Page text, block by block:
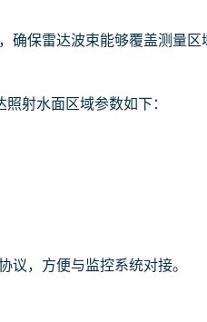
确保雷达波束能够覆盖测量区
射水面区域参数如下：
议，方便与监控系统对接。